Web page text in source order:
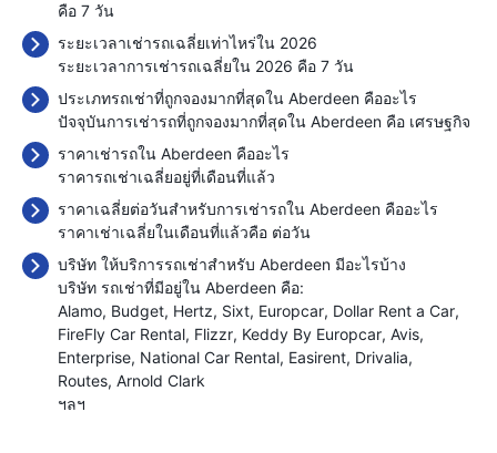
คือ 7 วัน
ระยะเวลาเช่ารถเฉลี่ยเท่าไหร่ใน 2026
ระยะเวลาการเช่ารถเฉลี่ยใน 2026 คือ 7 วัน
ประเภทรถเช่าที่ถูกจองมากที่สุดใน Aberdeen คืออะไร
ปัจจุบันการเช่ารถที่ถูกจองมากที่สุดใน Aberdeen คือ เศรษฐกิจ
ราคาเช่ารถใน Aberdeen คืออะไร
ราคารถเช่าเฉลี่ยอยู่ที่เดือนที่แล้ว
ราคาเฉลี่ยต่อวันสำหรับการเช่ารถใน Aberdeen คืออะไร
ราคาเช่าเฉลี่ยในเดือนที่แล้วคือ ต่อวัน
บริษัท ให้บริการรถเช่าสำหรับ Aberdeen มีอะไรบ้าง
บริษัท รถเช่าที่มีอยู่ใน Aberdeen คือ:
Alamo Budget Hertz Sixt Europcar Dollar Rent a Car
FireFly Car Rental Flizzr Keddy By Europcar Avis
Enterprise National Car Rental Easirent Drivalia
Routes Arnold Clark
ฯลฯ